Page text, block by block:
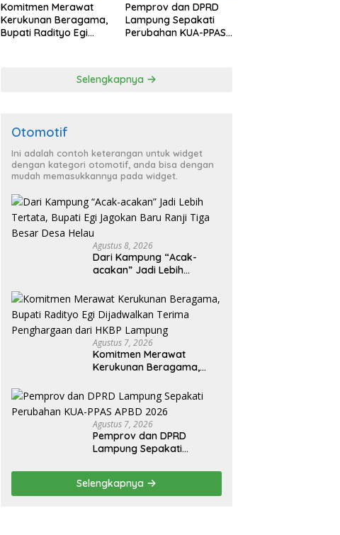
Komitmen Merawat
Kerukunan Beragama,
Bupati Radityo Egi
Pemprov dan DPRD
Lampung Sepakati
Perubahan KUA-PPAS
Selengkapnya
Otomotif
Ini adalah contoh keterangan untuk widget
dengan kategori otomotif, anda bisa dengan
mudah memasukkannya pada widget.
Agustus 8, 2026
Dari Kampung “Acak-
acakan” Jadi Lebih
Jagokan Baru Ranji Tiga
Besar Desa Helau
Agustus 7, 2026
Komitmen Merawat
Kerukunan Beragama,
Dijadwalkan Terima
Penghargaan dari HKBP
Lampung
Agustus 7, 2026
Pemprov dan DPRD
Lampung Sepakati
APBD 2026
Selengkapnya